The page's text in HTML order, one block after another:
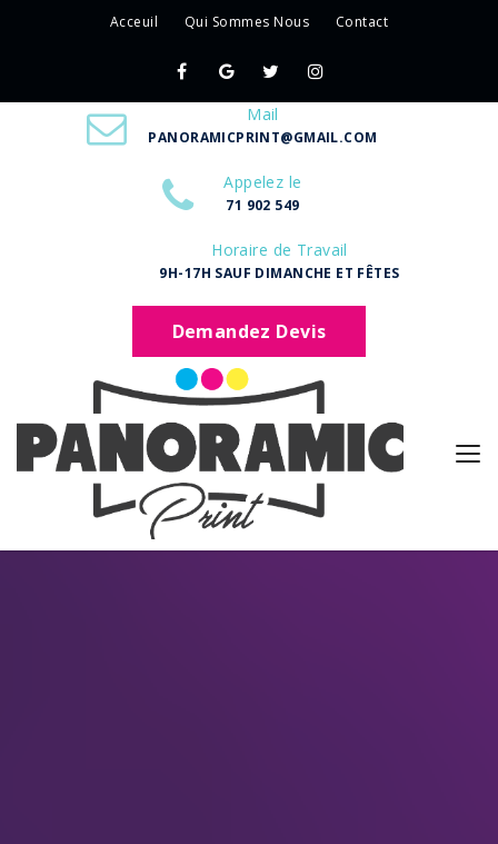
Acceuil Qui Sommes Nous Contact
Mail
PANORAMICPRINT@GMAIL.COM
Appelez le
71 902 549
Horaire de Travail
9H-17H SAUF DIMANCHE ET FÊTES
Demandez Devis